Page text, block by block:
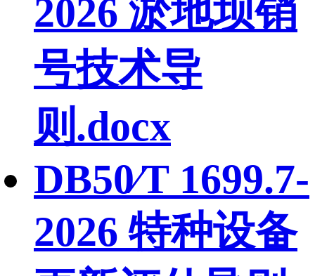
2026 淤地坝销
号技术导
则.docx
DB50∕T 1699.7-
2026 特种设备